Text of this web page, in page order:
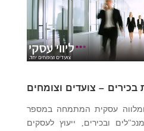
בכירים – צועדים וצומחים
עסקית המתמחה במספר
"לים ובכירים, ייעוץ לעסקים